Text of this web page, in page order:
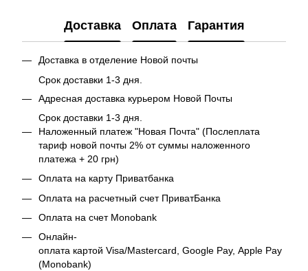
Доставка Оплата Гарантия
Доставка в отделение Новой почты
Срок доставки 1-3 дня.
Адресная доставка курьером Новой Почты
Срок доставки 1-3 дня.
Наложенный платеж "Новая Почта" (Послеплата
тариф новой почты 2% от суммы наложенного
платежа + 20 грн)
Оплата на карту Приватбанка
Оплата на расчетный счет ПриватБанка
Оплата на счет Monobank
Онлайн-
оплата картой Visa/Mastercard, Google Pay, Apple Pay
(Monobank)